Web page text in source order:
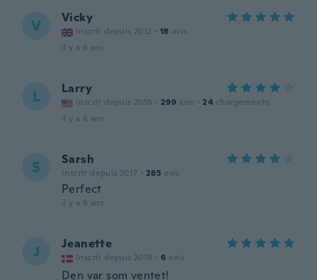
V Vicky
Inscrit depuis 2012 · 18 avis
il y a 6 ans
L Larry
Inscrit depuis 2016 · 299 avis · 24 chargements
il y a 6 ans
S Sarsh
Inscrit depuis 2017 · 285 avis
Perfect
il y a 6 ans
J Jeanette
Inscrit depuis 2018 · 6 avis
Den var som ventet!